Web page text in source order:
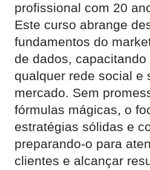
profissional com 20
Este curso abrange
fundamentos do
de dados,
qualquer rede social e
mercado. Sem
fórmulas mágicas, o
estratégias sólidas e
preparando-o para
clientes e alcançar